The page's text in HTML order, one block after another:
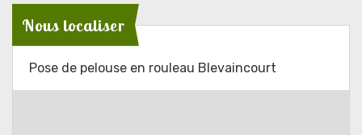
Nous localiser
Pose de pelouse en rouleau Blevaincourt